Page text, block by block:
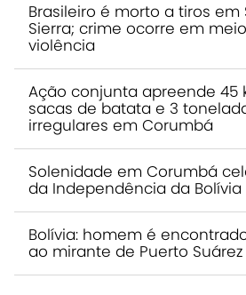
Brasileiro é morto a tiros em
Sierra; crime ocorre em
violência
Ação conjunta apreende 45
sacas de batata e 3
irregulares em Corumbá
Solenidade em Corumbá
da Independência da Bolívia
Bolívia: homem é
ao mirante de Puerto Suárez